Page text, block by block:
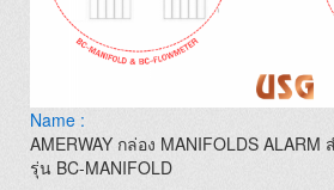
Name :
AMERWAY กล่อง MANIFOLDS
รุ่น BC-MANIFOLD